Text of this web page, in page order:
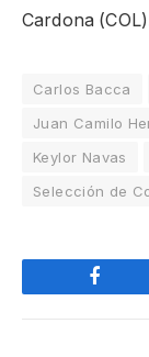
Cardona
Carlos Bacca
Juan Camilo
Keylor Navas
Selección de